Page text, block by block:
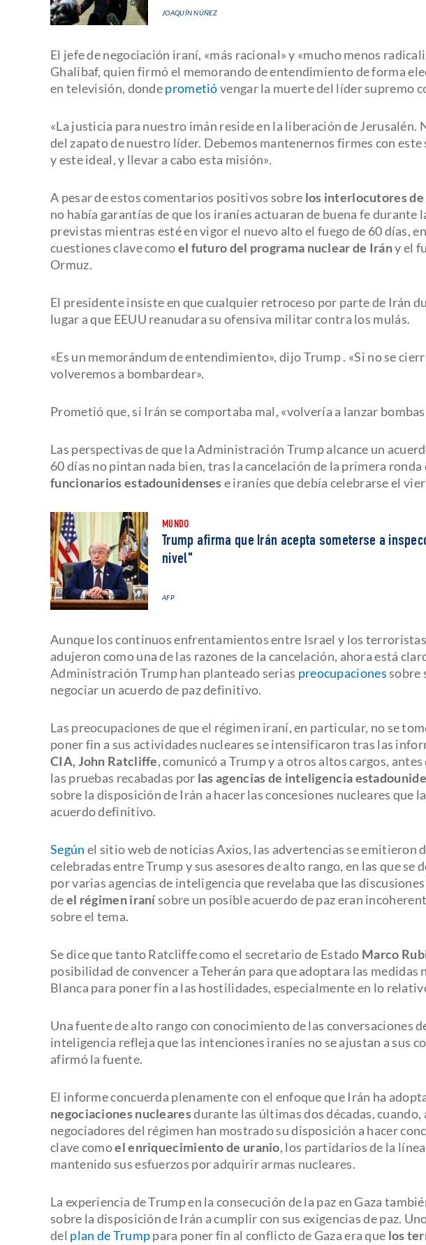
JOAQUÍN NÚÑEZ
El jefe de negociación iraní, «más racional» y «mucho menos
Ghalibaf, quien firmó el memorando de entendimiento de forma
en televisión, dondeprometióvengar la muerte del líder supremo
«La justicia para nuestro imán reside en la liberación de Jerusalén.
del zapato de nuestro líder. Debemos mantenernos firmes con
y este ideal, y llevar a cabo esta misión».
A pesar de estos comentarios positivos sobre los interlocutores de
no había garantías de que los iraníes actuaran de buena fe durante
previstas mientras esté en vigor el nuevo alto el fuego de 60 días,
cuestiones clave comoel futuro del programa nuclear de Irány el
Ormuz.
El presidente insiste en que cualquier retroceso por parte de Irán
lugar a que EEUU reanudara su ofensiva militar contra los mulás.
«Es un memorándum de entendimiento», dijo Trump. «Si no se
volveremos a bombardear».
Prometió que, si Irán se comportaba mal, «volvería a lanzar
Las perspectivas de que la Administración Trump alcance un
60 días no pintan nada bien, tras la cancelación de la primera
funcionarios estadounidensese iraníes que debía celebrarse el
MUNDO
Trump afirma que Irán acepta someterse a
nivel"
AFP
Aunque los continuos enfrentamientos entre Israel y los terroristas
adujeron como una de las razones de la cancelación, ahora está
Administración Trump han planteado serias preocupacionessobre
negociar un acuerdo de paz definitivo.
Las preocupaciones de que el régimen iraní, en particular, no se
poner fin a sus actividades nucleares se intensificaron tras las
CIA, John Ratcliffe, comunicó a Trump y a otros altos cargos,
las pruebas recabadas por las agencias de inteligencia
sobre la disposición de Irán a hacer las concesiones nucleares que
acuerdo definitivo.
Según el sitio web de noticias Axios, las advertencias se emitieron
celebradas entre Trump y sus asesores de alto rango, en las que
por varias agencias de inteligencia que revelaba que las
deel régimen iranísobre un posible acuerdo de paz eran
sobre el tema.
Se dice que tanto Ratcliffe como el secretario de Estado Marco
posibilidad de convencer a Teherán para que adoptara las medidas
Blanca para poner fin a las hostilidades, especialmente en lo
Una fuente de alto rango con conocimiento de las conversaciones
inteligencia refleja que las intenciones iraníes no se ajustan a sus
afirmó la fuente.
El informe concuerda plenamente con el enfoque que Irán ha
negociaciones nuclearesdurante las últimas dos décadas,
negociadores del régimen han mostrado su disposición a hacer
clave comoel enriquecimiento de uranio, los partidarios de la
mantenido sus esfuerzos por adquirir armas nucleares.
La experiencia de Trump en la consecución de la paz en Gaza
sobre la disposición de Irán a cumplir con sus exigencias de paz.
del plan de Trumppara poner fin al conflicto de Gaza era que los